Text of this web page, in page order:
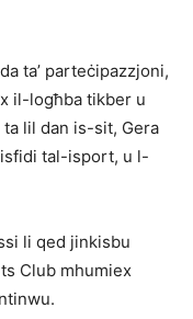
ta’ parteċipazzjoni,
il-logħba tikber u
ta lil dan is-sit, Gera
tal-isport, u l-
li qed jinkisbu
Club mhumiex